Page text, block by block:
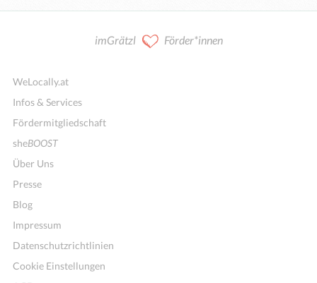
imGrätzl Förder*innen
WeLocally.at
Infos & Services
Fördermitgliedschaft
sheBOOST
Über Uns
Presse
Blog
Impressum
Datenschutzrichtlinien
Cookie Einstellungen